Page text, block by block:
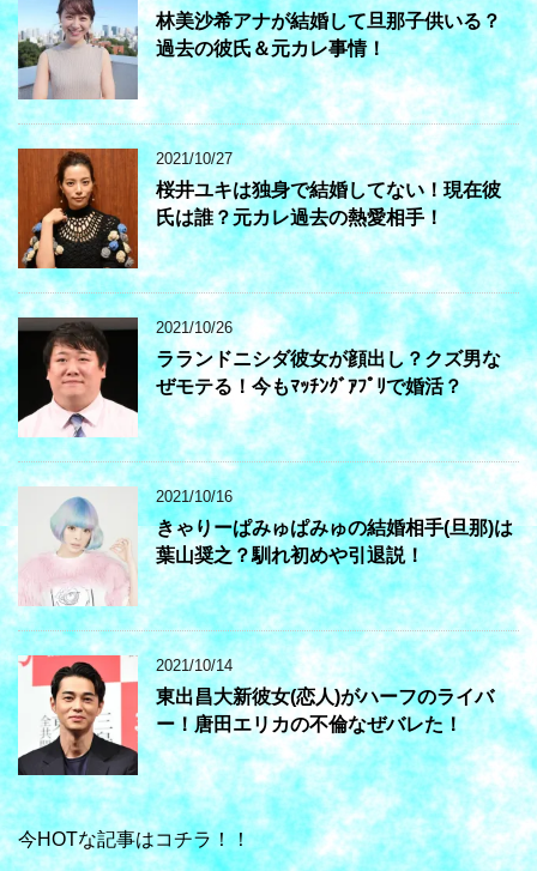
林美沙希アナが結婚して旦那子供いる？
過去の彼氏＆元カレ事情！
2021/10/27
桜井ユキは独身で結婚してない！現在彼
氏は誰？元カレ過去の熱愛相手！
2021/10/26
ラランドニシダ彼女が顔出し？クズ男な
ぜモテる！今もﾏｯﾁﾝｸﾞｱﾌﾟﾘで婚活？
2021/10/16
きゃりーぱみゅぱみゅの結婚相手(旦那)は
葉山奨之？馴れ初めや引退説！
2021/10/14
東出昌大新彼女(恋人)がハーフのライバ
ー！唐田エリカの不倫なぜバレた！
今HOTな記事はコチラ！！